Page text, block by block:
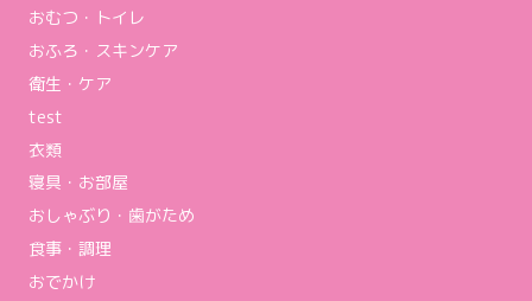
おむつ・トイレ
おふろ・スキンケア
衛生・ケア
test
衣類
寝具・お部屋
おしゃぶり・歯がため
食事・調理
おでかけ